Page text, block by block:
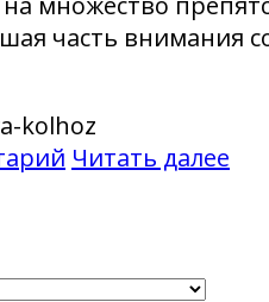
часть внимания
kolhoz
Читать далее